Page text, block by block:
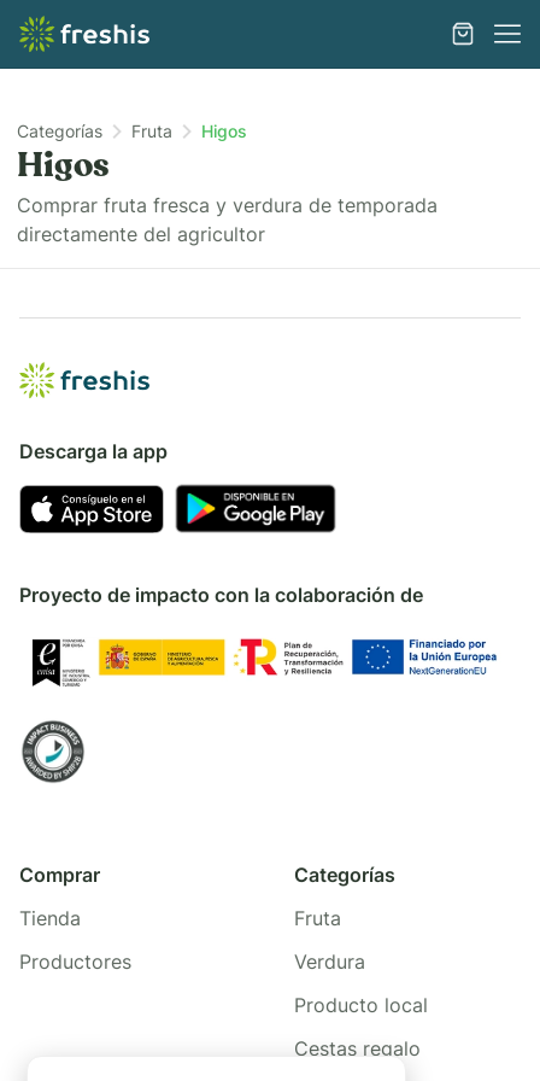
Categorías Fruta Higos
Higos
Comprar fruta fresca y verdura de temporada
directamente del agricultor
Descarga la app
Proyecto de impacto con la colaboración de
Comprar
Tienda
Productores
Categorías
Fruta
Verdura
Producto local
Cestas regalo